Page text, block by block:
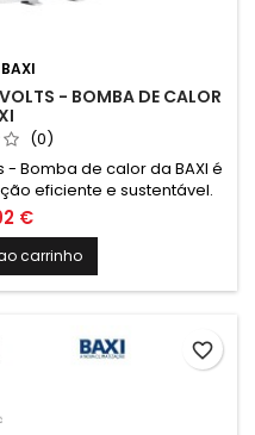
BAXI
- BOMBA DE CALOR
(0)
- Bomba de calor da BAXI é
eficiente e sustentável.
desempenho, garante
de energia. Ideal para
comerciais.
€
carrinho
favorite_border